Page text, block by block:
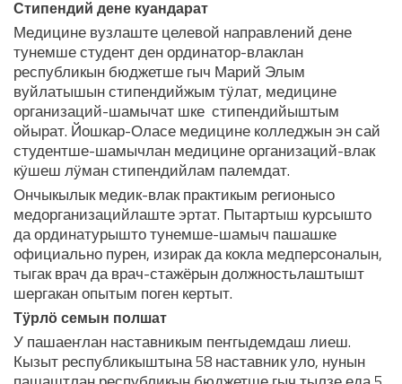
Стипендий дене куандарат
Медицине вузлаште целевой направлений дене
тунемше студент ден ординатор-влаклан
республикын бюджетше гыч Марий Элым
вуйлатышын стипендийжым тӱлат, медицине
организаций-шамычат шке стипендийыштым
ойырат. Йошкар-Оласе медицине колледжын эн сай
студентше-шамычлан медицине организаций-влак
кӱшеш лӱман стипендийлам палемдат.
Ончыкылык медик-влак практикым регионысо
медорганизацийлаште эртат. Пытартыш курсышто
да ординатурышто тунемше-шамыч пашашке
официально пурен, изирак да кокла медперсоналын,
тыгак врач да врач-стажёрын должностьлаштышт
шергакан опытым поген кертыт.
Тӱрлӧ семын полшат
У пашаеҥлан наставникым пеҥгыдемдаш лиеш.
Кызыт республикыштына 58 наставник уло, нунын